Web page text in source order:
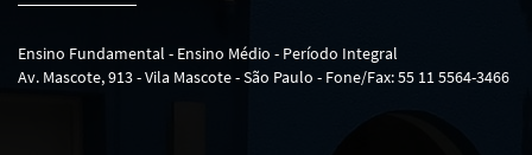
Ensino Fundamental - Ensino Médio - Período Integral
Av. Mascote, 913 - Vila Mascote - São Paulo - Fone/Fax: 55 11 5564-3466